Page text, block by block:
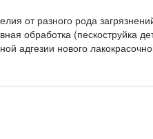
от разного рода
обработка (пескоструйка
адгезии нового